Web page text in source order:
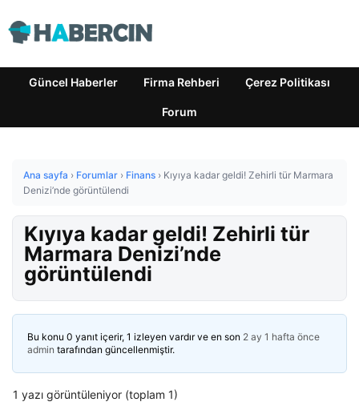
Güncel Haberler Firma Rehberi Çerez Politikası
Forum
Ana sayfa › Forumlar › Finans › Kıyıya kadar geldi! Zehirli tür Marmara
Denizi’nde görüntülendi
Kıyıya kadar geldi! Zehirli tür
Marmara Denizi’nde
görüntülendi
Bu konu 0 yanıt içerir, 1 izleyen vardır ve en son 2 ay 1 hafta önce
admin tarafından güncellenmiştir.
1 yazı görüntüleniyor (toplam 1)